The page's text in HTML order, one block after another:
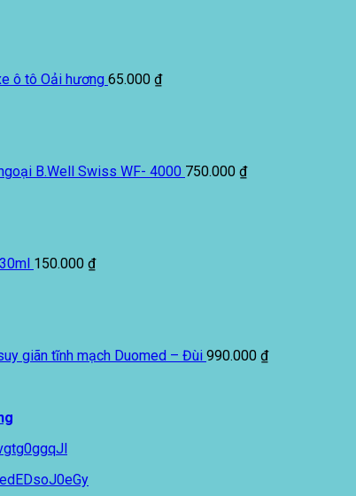
ô tô Oải hương 65.000 ₫
B.Well Swiss WF- 4000 750.000 ₫
150.000 ₫
giãn tĩnh mạch Duomed – Đùi 990.000 ₫